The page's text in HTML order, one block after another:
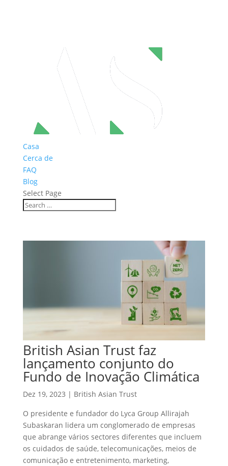
Casa
Cerca de
FAQ
Blog
Select Page
British Asian Trust faz
lançamento conjunto do
Fundo de Inovação Climática
Dez 19, 2023 | British Asian Trust
O presidente e fundador do Lyca Group Allirajah
Subaskaran lidera um conglomerado de empresas
que abrange vários sectores diferentes que incluem
os cuidados de saúde, telecomunicações, meios de
comunicação e entretenimento, marketing,